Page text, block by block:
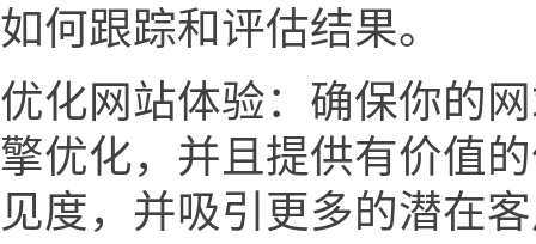
如何跟踪和评估结果。
优化网站体验：确保你的
擎优化，并且提供有价值
见度，并吸引更多的潜在